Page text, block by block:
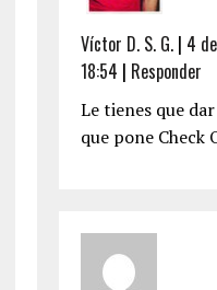
Víctor D. S. G.| 4
18:54 | Responder
Le tienes que
que pone Check